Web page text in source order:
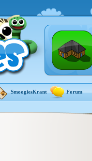
SmoogiesKrant Forum